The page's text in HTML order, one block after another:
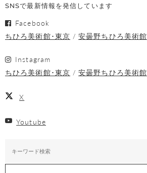
SNSで最新情報を発信しています
Facebook
ちひろ美術館･東京
安曇野ちひろ美術館
Instagram
ちひろ美術館･東京
安曇野ちひろ美術館
X
Youtube